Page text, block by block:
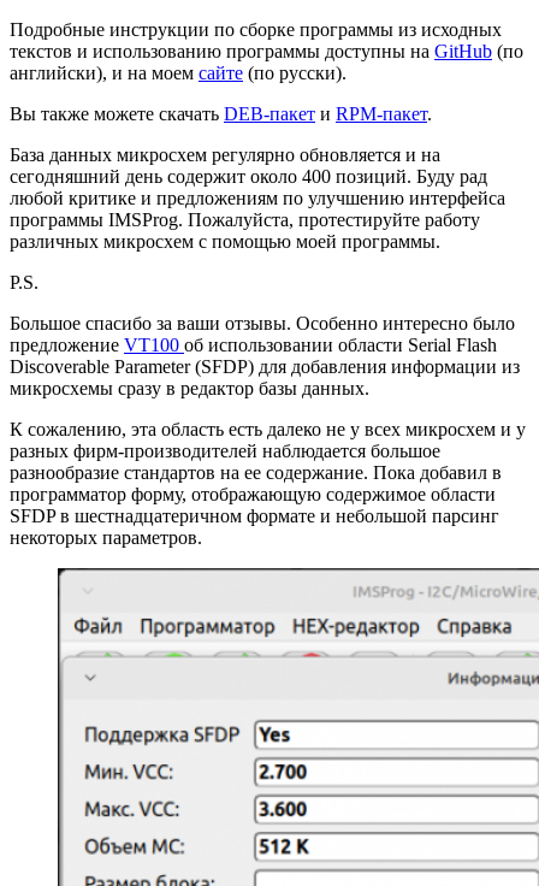
Подробные инструкции по сборке программы из исходных
текстов и использованию программы доступны на GitHub (по
английски), и на моем сайте (по русски).
Вы также можете скачать DEB-пакет и RPM-пакет.
База данных микросхем регулярно обновляется и на
сегодняшний день содержит около 400 позиций. Буду рад
любой критике и предложениям по улучшению интерфейса
программы IMSProg. Пожалуйста, протестируйте работу
различных микросхем с помощью моей программы.
P.S.
Большое спасибо за ваши отзывы. Особенно интересно было
предложение VT100 об использовании области Serial Flash
Discoverable Parameter (SFDP) для добавления информации из
микросхемы сразу в редактор базы данных.
К сожалению, эта область есть далеко не у всех микросхем и у
разных фирм-производителей наблюдается большое
разнообразие стандартов на ее содержание. Пока добавил в
программатор форму, отображающую содержимое области
SFDP в шестнадцатеричном формате и небольшой парсинг
некоторых параметров.